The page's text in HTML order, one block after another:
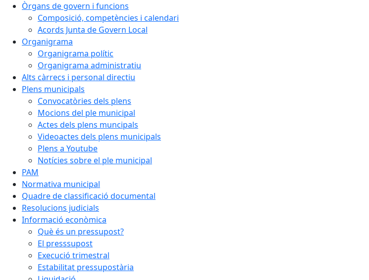
Òrgans de govern i funcions
Composició, competències i calendari
Acords Junta de Govern Local
Organigrama
Organigrama polític
Organigrama administratiu
Alts càrrecs i personal directiu
Plens municipals
Convocatòries dels plens
Mocions del ple municipal
Actes dels plens muncipals
Videoactes dels plens municipals
Plens a Youtube
Notícies sobre el ple municipal
PAM
Normativa municipal
Quadre de classificació documental
Resolucions judicials
Informació econòmica
Què és un pressupost?
El presssupost
Execució trimestral
Estabilitat pressupostària